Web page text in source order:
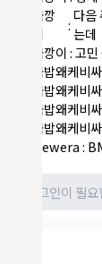
국깡
이
: 다음
는데
국깡이:고민
국밥왜케비싸
국밥왜케비싸
국밥왜케비싸
국밥왜케비싸
Newera: